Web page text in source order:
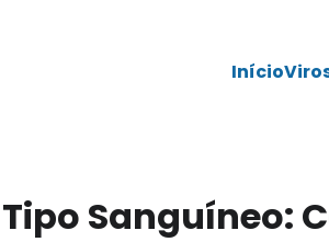
Início
Tipo Sanguíneo: